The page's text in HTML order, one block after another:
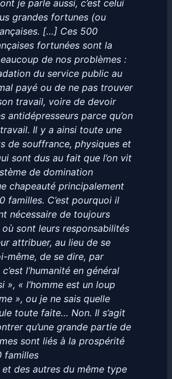
je parle aussi, c’est celui
grandes fortunes (ou
[…] Ces 500
fortunées sont la
de nos problèmes :
du service public au
payé ou de ne pas trouver
travail, voire de devoir
antidépresseurs parce qu’on
Il y a ainsi toute une
de souffrance, physiques et
sont dus au fait que l’on vit
de domination
chapeauté principalement
familles. C’est pourquoi il
nécessaire de toujours
sont leurs responsabilités
attribuer, au lieu de se
même, de se dire, par
l’humanité en général
», « l’homme est un loup
», ou je ne sais quelle
toute faite… Non. Il s’agit
qu’une grande partie de
sont liés à la prospérité
familles
et des autres du même type